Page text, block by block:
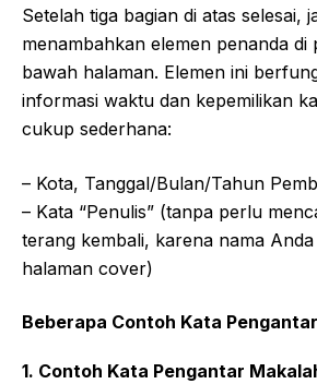
Setelah tiga bagian di atas selesai,
menambahkan elemen penanda di
bawah halaman. Elemen ini
informasi waktu dan kepemilikan
cukup sederhana:
– Kota, Tanggal/Bulan/Tahun
– Kata “Penulis” (tanpa perlu
terang kembali, karena nama
halaman cover)
Beberapa Contoh Kata
1. Contoh Kata Pengantar